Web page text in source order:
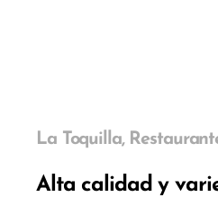
La Toquilla,
Alta calidad y